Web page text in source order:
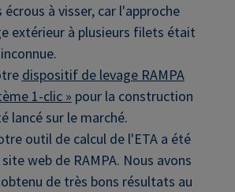
écrous à visser, car l'approche
extérieur à plusieurs filets était
dispositif de levage RAMPA
1-clic » pour la construction
lancé sur le marché.
outil de calcul de l'ETA a été
web de RAMPA. Nous avons
de très bons résultats au